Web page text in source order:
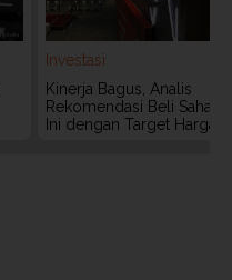
Investasi
Kinerja Bagus, Analis
Rekomendasi Beli Saham
Ini dengan Target Harga